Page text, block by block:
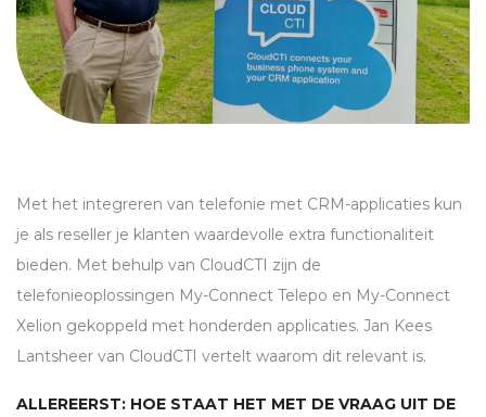
Met het integreren van telefonie met CRM-applicaties kun
je als reseller je klanten waardevolle extra functionaliteit
bieden. Met behulp van CloudCTI zijn de
telefonieoplossingen My-Connect Telepo en My-Connect
Xelion gekoppeld met honderden applicaties. Jan Kees
Lantsheer van CloudCTI vertelt waarom dit relevant is.
ALLEREERST: HOE STAAT HET MET DE VRAAG UIT DE